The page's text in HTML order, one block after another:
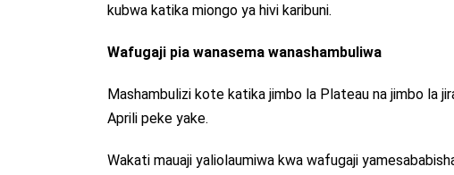
kubwa katika miongo ya hivi karibuni.
Wafugaji pia wanasema wanashambuliwa
Mashambulizi kote katika jimbo la Plateau na jimbo la
Aprili peke yake.
Wakati mauaji yaliolaumiwa kwa wafugaji